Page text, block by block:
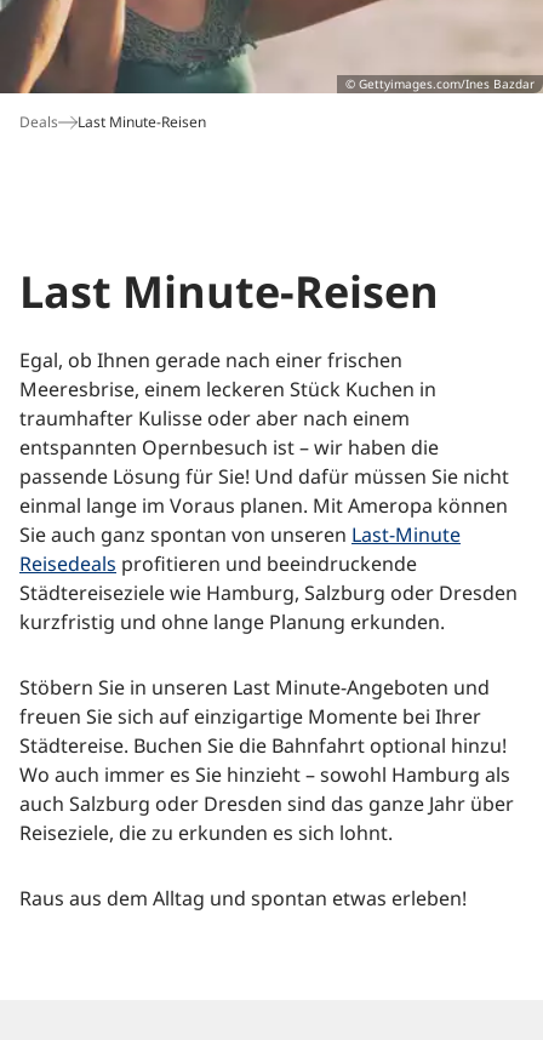
Wien Sylt
Buchungshotline*
06172 109-777
Montag bis Freitag: 9 bis 18 Uhr
Servicezeiten.
© Gettyimages.com/Ines Bazdar
Deals Last Minute-Reisen
Last Minute-Reisen
Egal, ob Ihnen gerade nach einer frischen
Meeresbrise, einem leckeren Stück Kuchen in
traumhafter Kulisse oder aber nach einem
entspannten Opernbesuch ist – wir haben die
passende Lösung für Sie! Und dafür müssen Sie nicht
einmal lange im Voraus planen. Mit Ameropa können
Sie auch ganz spontan von unseren Last-Minute
Reisedeals profitieren und beeindruckende
Städtereiseziele wie Hamburg, Salzburg oder Dresden
kurzfristig und ohne lange Planung erkunden.
Stöbern Sie in unseren Last Minute-Angeboten und
freuen Sie sich auf einzigartige Momente bei Ihrer
Städtereise. Buchen Sie die Bahnfahrt optional hinzu!
Wo auch immer es Sie hinzieht – sowohl Hamburg als
auch Salzburg oder Dresden sind das ganze Jahr über
Reiseziele, die zu erkunden es sich lohnt.
Raus aus dem Alltag und spontan etwas erleben!